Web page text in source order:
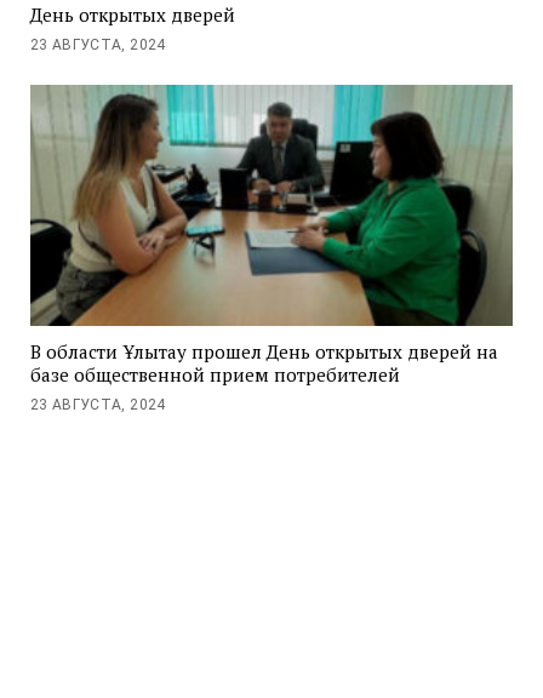
День открытых дверей
23 АВГУСТА, 2024
В области Ұлытау прошел День открытых дверей на
базе общественной прием потребителей
23 АВГУСТА, 2024